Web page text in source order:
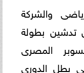
والشركة
تدشين بطولة
المصرى
4 فرق هى بطل الدورى